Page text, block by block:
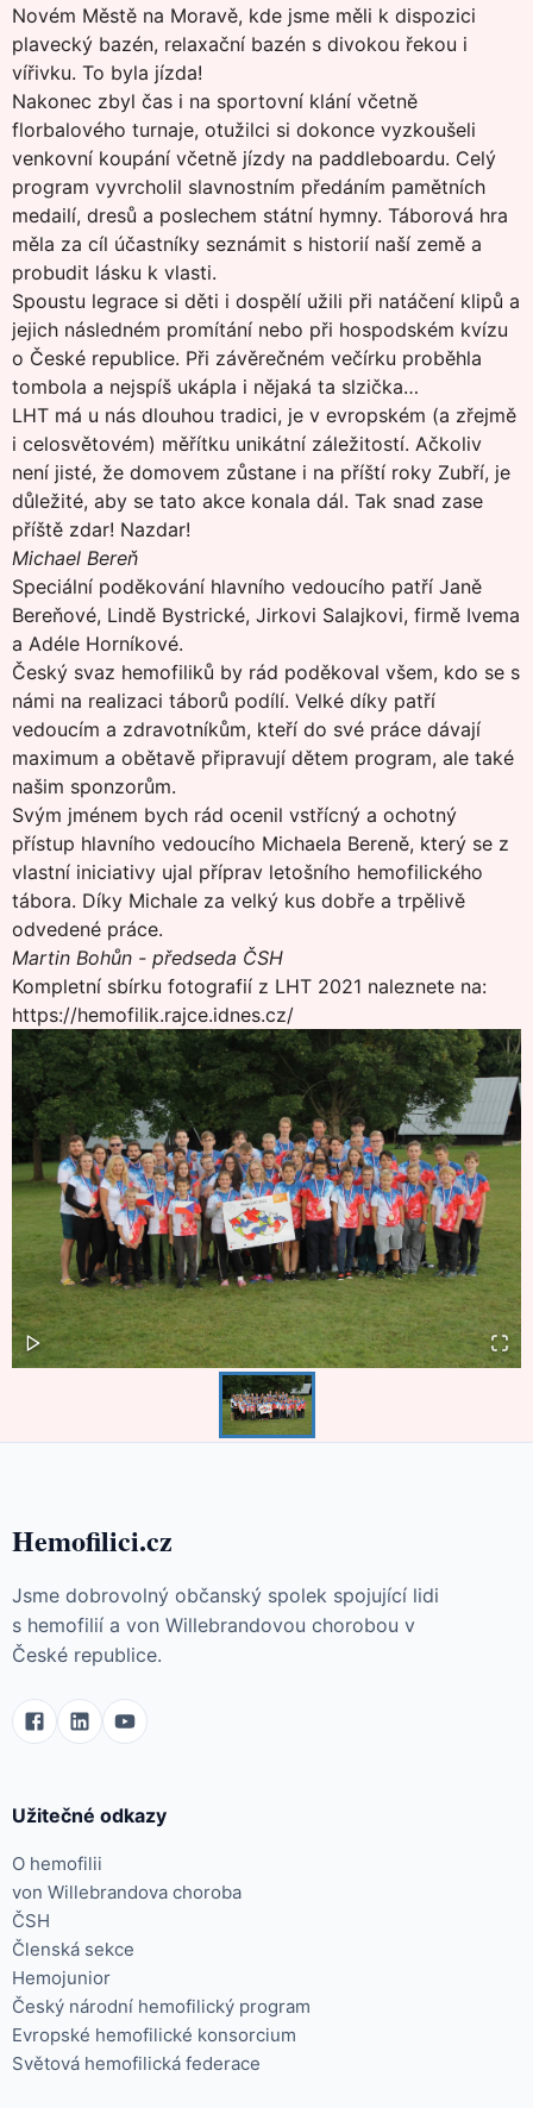
Novém Městě na Moravě, kde jsme měli k dispozici
plavecký bazén, relaxační bazén s divokou řekou i
vířivku. To byla jízda!
Nakonec zbyl čas i na sportovní klání včetně
florbalového turnaje, otužilci si dokonce vyzkoušeli
venkovní koupání včetně jízdy na paddleboardu. Celý
program vyvrcholil slavnostním předáním pamětních
medailí, dresů a poslechem státní hymny. Táborová hra
měla za cíl účastníky seznámit s historií naší země a
probudit lásku k vlasti.
Spoustu legrace si děti i dospělí užili při natáčení klipů a
jejich následném promítání nebo při hospodském kvízu
o České republice. Při závěrečném večírku proběhla
tombola a nejspíš ukápla i nějaká ta slzička…
LHT má u nás dlouhou tradici, je v evropském (a zřejmě
i celosvětovém) měřítku unikátní záležitostí. Ačkoliv
není jisté, že domovem zůstane i na příští roky Zubří, je
důležité, aby se tato akce konala dál. Tak snad zase
příště zdar! Nazdar!
Michael Bereň
Speciální poděkování hlavního vedoucího patří Janě
Bereňové, Lindě Bystrické, Jirkovi Salajkovi, firmě Ivema
a Adéle Horníkové.
Český svaz hemofiliků by rád poděkoval všem, kdo se s
námi na realizaci táborů podílí. Velké díky patří
vedoucím a zdravotníkům, kteří do své práce dávají
maximum a obětavě připravují dětem program, ale také
našim sponzorům.
Svým jménem bych rád ocenil vstřícný a ochotný
přístup hlavního vedoucího Michaela Bereně, který se z
vlastní iniciativy ujal příprav letošního hemofilického
tábora. Díky Michale za velký kus dobře a trpělivě
odvedené práce.
Martin Bohůn - předseda ČSH
Kompletní sbírku fotografií z LHT 2021 naleznete na:
https://hemofilik.rajce.idnes.cz/
Hemofilici.cz
Jsme dobrovolný občanský spolek spojující lidi
s hemofilií a von Willebrandovou chorobou v
České republice.
Užitečné odkazy
O hemofilii
von Willebrandova choroba
ČSH
Členská sekce
Hemojunior
Český národní hemofilický program
Evropské hemofilické konsorcium
Světová hemofilická federace